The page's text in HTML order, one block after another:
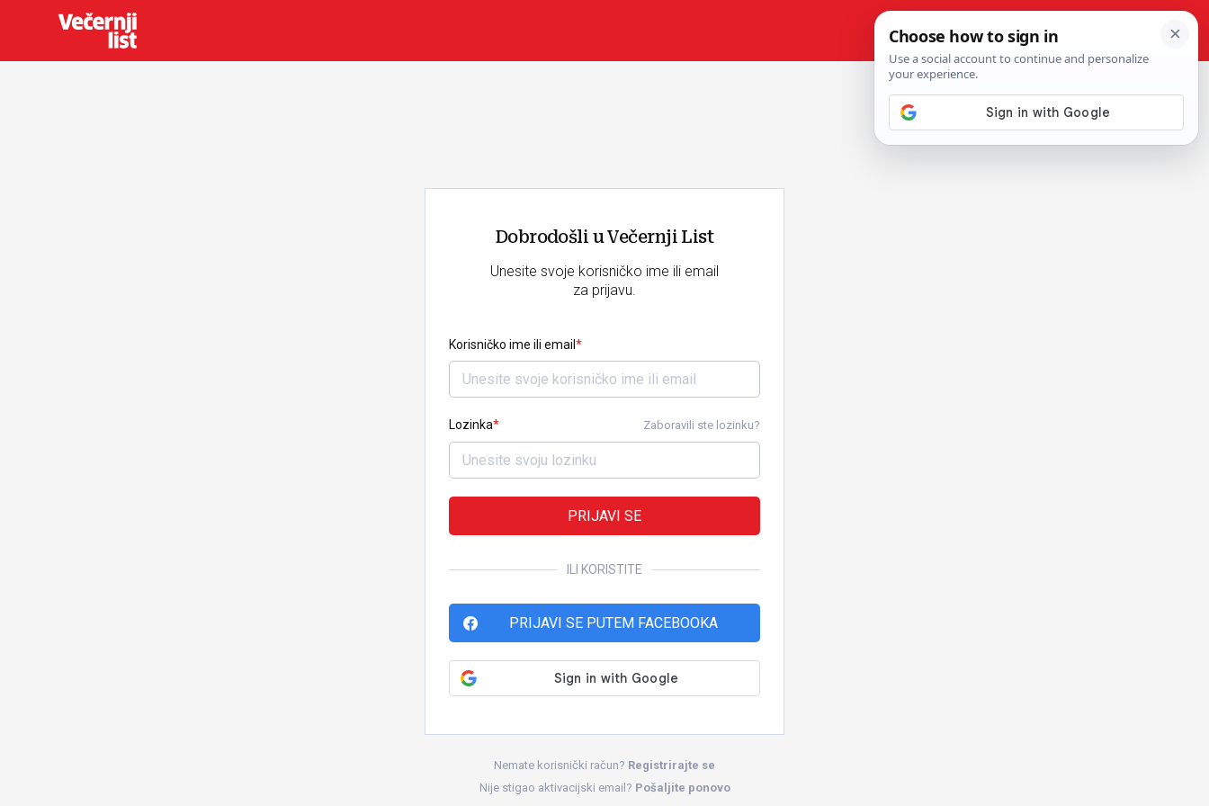
Dobrodošli u Večernji List
Unesite svoje korisničko ime ili email
za prijavu.
Korisničko ime ili email
Lozinka Zaboravili ste lozinku?
PRIJAVI SE
ILI KORISTITE
PRIJAVI SE PUTEM FACEBOOKA
Nemate korisnički račun? Registrirajte se
Nije stigao aktivacijski email? Pošaljite ponovo